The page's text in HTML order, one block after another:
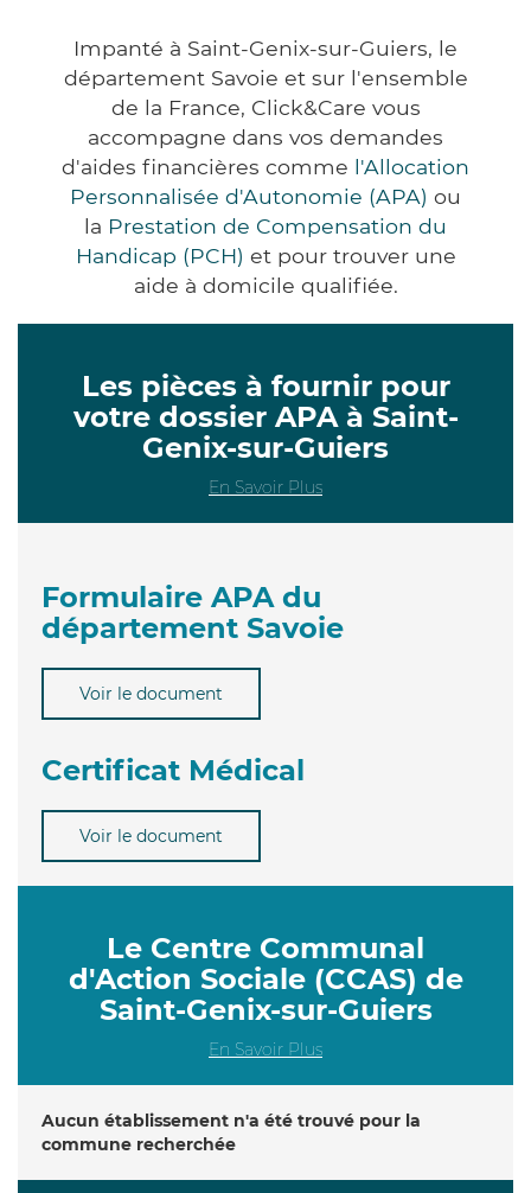
Impanté à Saint-Genix-sur-Guiers, le
département Savoie et sur l'ensemble
de la France, Click&Care vous
accompagne dans vos demandes
d'aides financières comme l'Allocation
Personnalisée d'Autonomie (APA) ou
la Prestation de Compensation du
Handicap (PCH) et pour trouver une
aide à domicile qualifiée.
Les pièces à fournir pour
votre dossier APA à Saint-
Genix-sur-Guiers
En Savoir Plus
Formulaire APA du
département Savoie
Voir le document
Certificat Médical
Voir le document
Le Centre Communal
d'Action Sociale (CCAS) de
Saint-Genix-sur-Guiers
En Savoir Plus
Aucun établissement n'a été trouvé pour la
commune recherchée